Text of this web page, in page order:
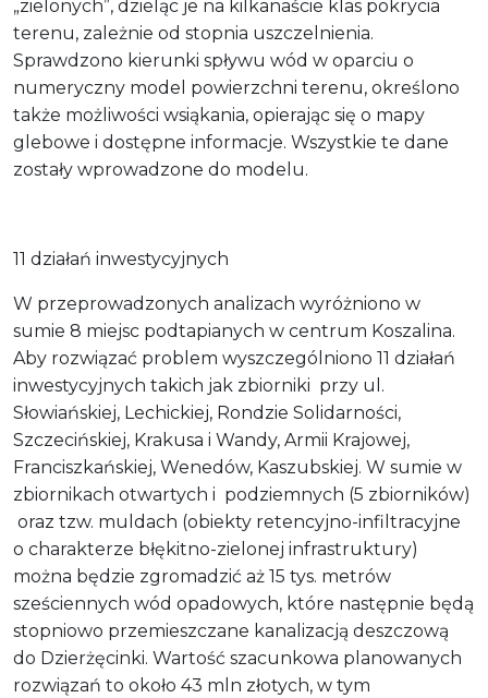
„zielonych”, dzieląc je na kilkanaście klas pokrycia
terenu, zależnie od stopnia uszczelnienia.
Sprawdzono kierunki spływu wód w oparciu o
numeryczny model powierzchni terenu, określono
także możliwości wsiąkania, opierając się o mapy
glebowe i dostępne informacje. Wszystkie te dane
zostały wprowadzone do modelu.
11 działań inwestycyjnych
W przeprowadzonych analizach wyróżniono w
sumie 8 miejsc podtapianych w centrum Koszalina.
Aby rozwiązać problem wyszczególniono 11 działań
inwestycyjnych takich jak zbiorniki przy ul.
Słowiańskiej, Lechickiej, Rondzie Solidarności,
Szczecińskiej, Krakusa i Wandy, Armii Krajowej,
Franciszkańskiej, Wenedów, Kaszubskiej. W sumie w
zbiornikach otwartych i podziemnych (5 zbiorników)
oraz tzw. muldach (obiekty retencyjno-infiltracyjne
o charakterze błękitno-zielonej infrastruktury)
można będzie zgromadzić aż 15 tys. metrów
sześciennych wód opadowych, które następnie będą
stopniowo przemieszczane kanalizacją deszczową
do Dzierżęcinki. Wartość szacunkowa planowanych
rozwiązań to około 43 mln złotych, w tym